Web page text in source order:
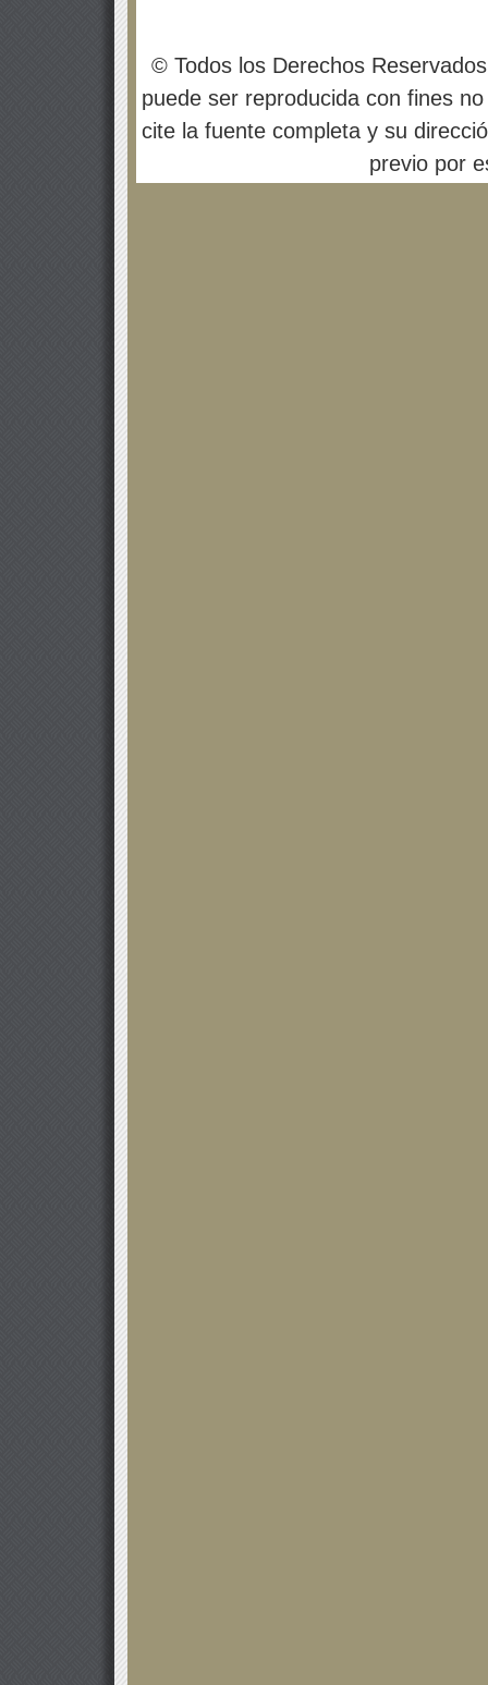
© Todos los Derechos
puede ser reproducida con fines
cite la fuente completa y su
previo por